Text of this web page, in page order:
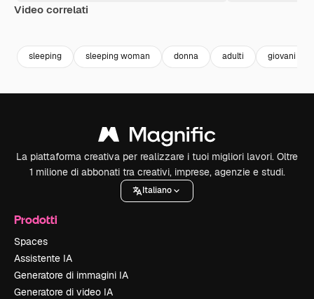
Video correlati
sleeping sleeping woman donna adulti giovani
La piattaforma creativa per realizzare i tuoi migliori lavori. Oltre
1 milione di abbonati tra creativi, imprese, agenzie e studi.
Italiano
Prodotti
Spaces
Assistente IA
Generatore di immagini IA
Generatore di video IA